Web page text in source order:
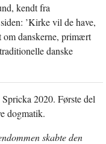
kendt fra
’Kirke vil de have,
om danskerne, primært
danske
Spricka 2020. Første del
dogmatik.
skabte den